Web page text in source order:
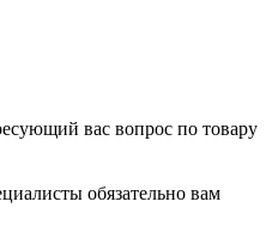
вас вопрос по товару
обязательно вам